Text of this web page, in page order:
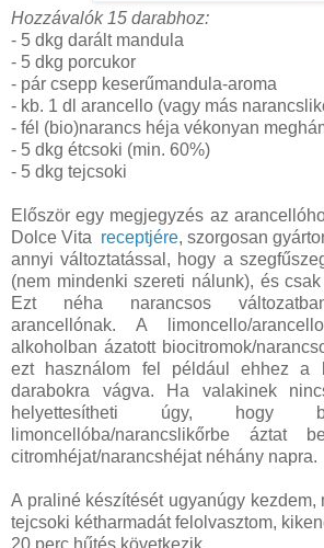
Hozzávalók 15 darabhoz:
- 5 dkg darált mandula
- 5 dkg porcukor
- pár csepp keserűmandula-aroma
- kb. 1 dl arancello (vagy más
- fél (bio)narancs héja vékonyan
- 5 dkg étcsoki (min. 60%)
- 5 dkg tejcsoki
Először egy megjegyzés az
Dolce Vita receptjére, szorgosan
annyi változtatással, hogy a
(nem mindenki szereti nálunk), és
Ezt néha narancsos
arancellónak. A limoncello/
alkoholban ázatott biocitromok/
ezt használom fel például ehhez a
darabokra vágva. Ha valakinek
helyettesítheti úgy, hogy
limoncellóba/narancslikőrbe áztat
citromhéjat/narancshéjat néhány napra.
A praliné készítését ugyanúgy kezdem,
tejcsoki kétharmadát felolvasztom,